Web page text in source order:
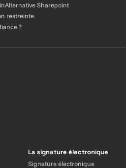
Alternative Sharepoint
restreinte
?
La signature électronique
Signature électronique